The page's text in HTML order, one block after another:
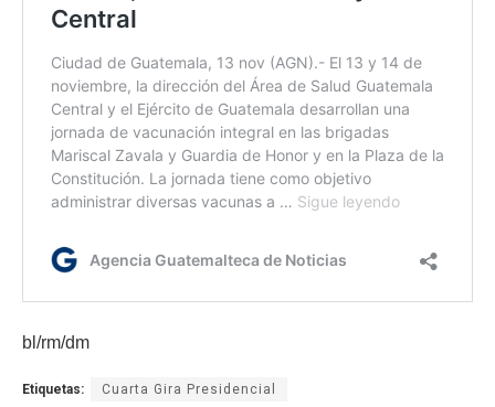
bl/rm/dm
Etiquetas: Cuarta Gira Presidencial